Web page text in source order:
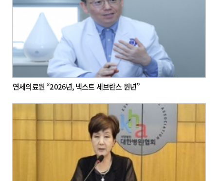
연세의료원 “2026년, 넥스트 세브란스 원년”